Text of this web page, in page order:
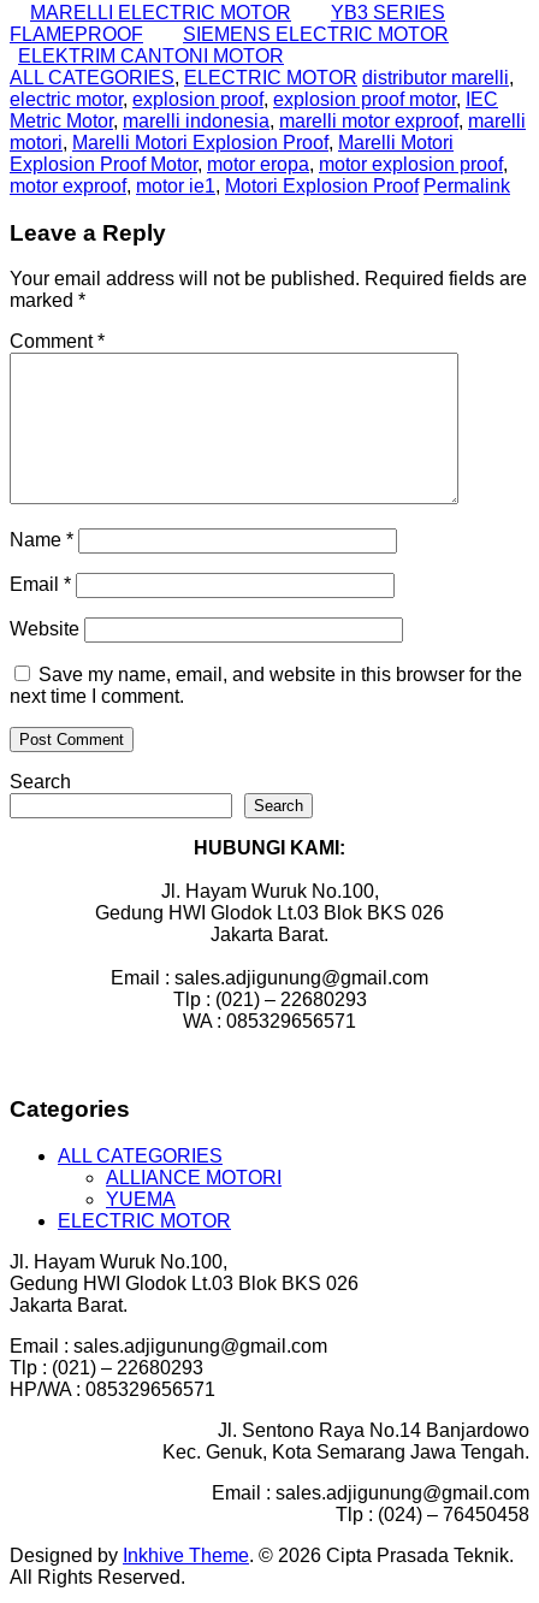
MARELLI ELECTRIC MOTOR
YB3 SERIES
FLAMEPROOF
SIEMENS ELECTRIC MOTOR
ELEKTRIM CANTONI MOTOR
ALL CATEGORIES, ELECTRIC MOTOR distributor marelli,
electric motor, explosion proof, explosion proof motor,
IEC
Metric Motor, marelli indonesia, marelli motor exproof, marelli
motori, Marelli Motori Explosion Proof, Marelli Motori
Explosion Proof Motor, motor eropa, motor explosion proof,
motor exproof, motor ie1, Motori Explosion Proof Permalink
Leave a Reply
Your email address will not be published. Required fields are
marked *
Comment*
Name *
Email *
Website
Save my name, email, and website in this browser for the
next time I comment.
Search
Search
HUBUNGI KAMI:
Jl. Hayam Wuruk No.100,
Gedung HWI Glodok Lt.03 Blok BKS 026
Jakarta Barat.
Email : sales.adjigunung@gmail.com
Tlp : (021) – 22680293
WA : 085329656571
Categories
ALL CATEGORIES
ALLIANCE MOTORI
YUEMA
ELECTRIC MOTOR
Jl. Hayam Wuruk No.100,
Gedung HWI Glodok Lt.03 Blok BKS 026
Jakarta Barat.
Email : sales.adjigunung@gmail.com
Tlp : (021) – 22680293
HP/WA : 085329656571
Jl. Sentono Raya No.14 Banjardowo
Kec. Genuk, Kota Semarang Jawa Tengah.
Email : sales.adjigunung@gmail.com
Tlp : (024) – 76450458
Designed by Inkhive Theme. © 2026 Cipta Prasada Teknik.
All Rights Reserved.